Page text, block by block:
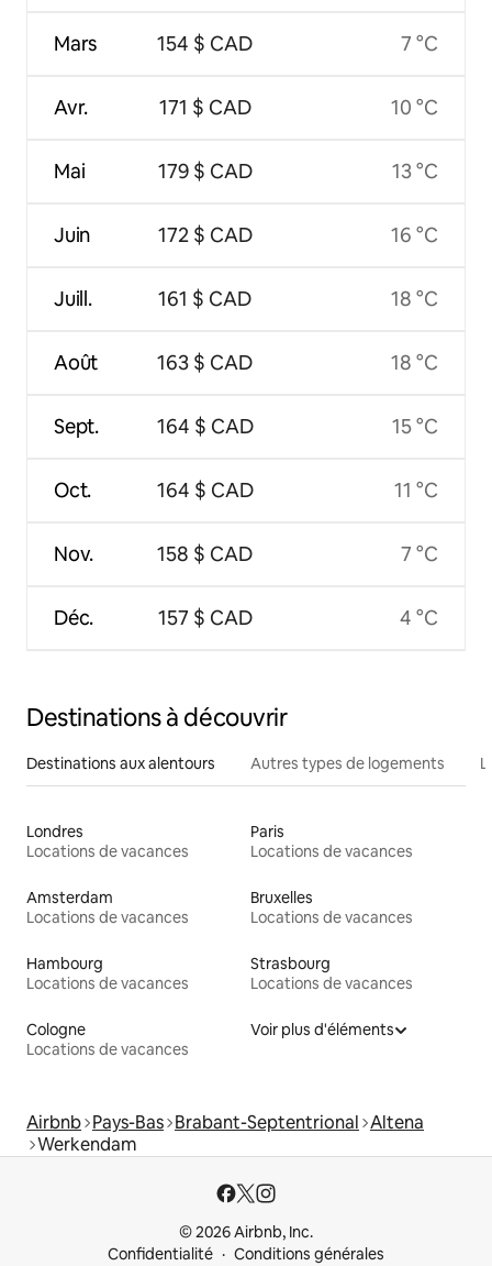
Mars
Avr.
Mai
Juin
Juill.
Août
Sept.
Oct.
Nov.
Déc.
154 $ CAD
171 $ CAD
179 $ CAD
172 $ CAD
161 $ CAD
163 $ CAD
164 $ CAD
164 $ CAD
158 $ CAD
157 $ CAD
7 °C
10 °C
13 °C
16 °C
18 °C
18 °C
15 °C
11 °C
7 °C
4 °C
Destinations à découvrir
Destinations aux alentours Autres types de logements
Londres
Locations de vacances
Paris
Locations de vacances
Amsterdam
Locations de vacances
Bruxelles
Locations de vacances
Hambourg
Locations de vacances
Strasbourg
Locations de vacances
Cologne
Locations de vacances
Voir plus d'éléments
Airbnb Pays-Bas Brabant-Septentrional Altena
Werkendam
© 2026 Airbnb, Inc.
Confidentialité
Conditions générales